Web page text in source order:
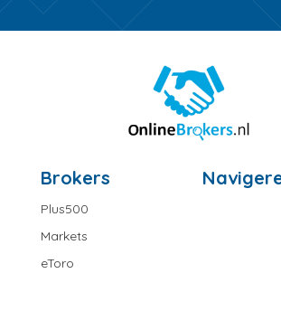
Brokers
Plus500
Markets
eToro